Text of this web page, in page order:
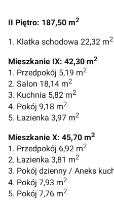
II Piętro: 187,50 m2
1. Klatka schodowa 22,32 m2
Mieszkanie IX: 42,30 m2
1. Przedpokój 5,19 m2
2. Salon 18,14 m2
3. Kuchnia 5,82 m2
4. Pokój 9,18 m2
5. Łazienka 3,97 m2
Mieszkanie X: 45,70 m2
1. Przedpokój 6,92 m2
2. Łazienka 3,81 m2
3. Pokój dzienny / Aneks
4. Pokój 7,93 m2
5. Pokój 7,76 m2